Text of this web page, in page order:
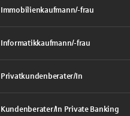
Immobilienkaufmann/-frau
Informatikkaufmann/-frau
Privatkundenberater/In
Kundenberater/In Private Banking